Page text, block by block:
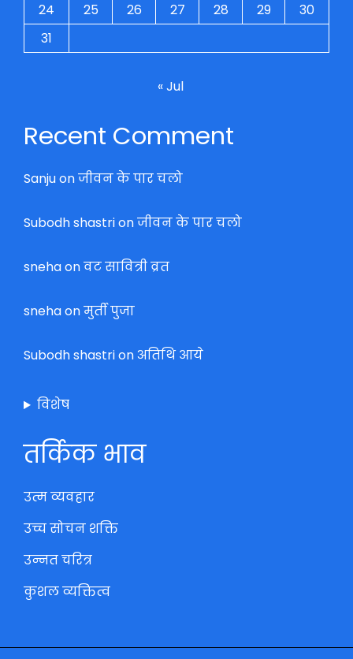
24
25 26 27 28 29
30
31
« Jul
Recent Comment
Sanjuonजीवन के पार चलो
Subodh shastrionजीवन के पार चलो
snehaonवट सावित्री व्रत
snehaonमुर्ती पुजा
Subodh shastrionअतिथि आये
विशेष
तर्किक भाव
उत्म व्यवहार
उच्च सोचन शक्ति
उन्नत चरित्र
कुशल व्यक्तित्व